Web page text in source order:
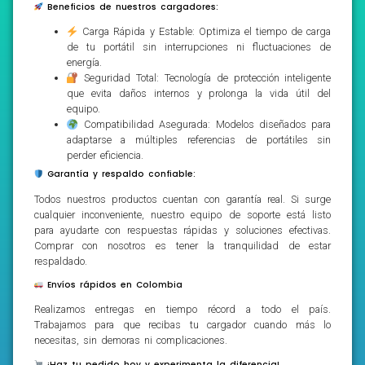
Beneficios de nuestros cargadores:
Carga Rápida y Estable: Optimiza el tiempo de carga
de tu portátil sin interrupciones ni fluctuaciones de
energía.
Seguridad Total: Tecnología de protección inteligente
que evita daños internos y prolonga la vida útil del
equipo.
Compatibilidad Asegurada: Modelos diseñados para
adaptarse a múltiples referencias de portátiles sin
perder eficiencia.
Garantía y respaldo confiable:
Todos nuestros productos cuentan con garantía real. Si surge
cualquier inconveniente, nuestro equipo de soporte está listo
para ayudarte con respuestas rápidas y soluciones efectivas.
Comprar con nosotros es tener la tranquilidad de estar
respaldado.
Envíos rápidos en Colombia
Realizamos entregas en tiempo récord a todo el país.
Trabajamos para que recibas tu cargador cuando más lo
necesitas, sin demoras ni complicaciones.